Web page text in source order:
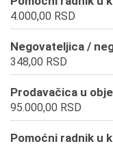
4.000,00 RSD
Negovateljica /
348,00 RSD
Prodavačica u
95.000,00 RSD
Pomoćni radnik u